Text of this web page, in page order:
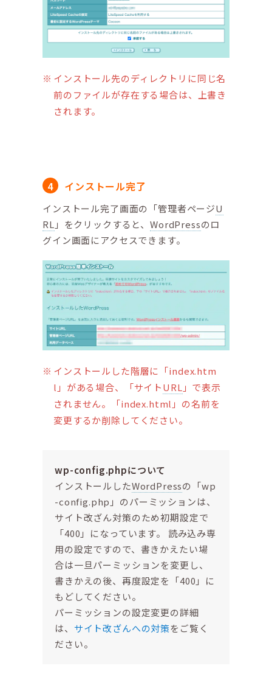
インストール先のディレクトリに同じ名
前のファイルが存在する場合は、上書き
されます。
インストール完了
インストール完了画面の「管理者ページU
RL 」をクリックすると、WordPressのロ
グイン画面にアクセスできます。
インストールした階層に「index.htm
l」がある場合、「サイトURL 」で表示
されません。「index.html」の名前を
変更するか削除してください。
wp-config.phpについて
インストールしたWordPressの「wp
-config.php」のパーミッションは、
サイト改ざん対策のため初期設定で
「400」になっています。 読み込み専
用の設定ですので、書きかえたい場
合は一旦パーミッションを変更し、
書きかえの後、再度設定を「400」に
もどしてください。
パーミッションの設定変更の詳細
は、 サイト改ざんへの対策をご覧く
ださい。